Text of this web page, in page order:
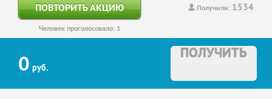
Получили: 1534
ПОВТОРИТЬ АКЦИЮ
Человек проголосовало: 1
0 руб.
ПОЛУЧИТЬ